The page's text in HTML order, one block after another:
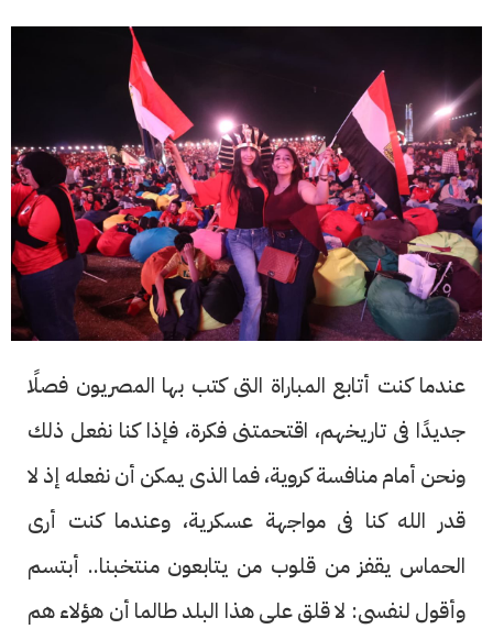
عندما كنت أتابع المباراة التى كتب بها المصريون فصلًا
جديدًا فى تاريخهم، اقتحمتنى فكرة، فإذا كنا نفعل ذلك
ونحن أمام منافسة كروية، فما الذى يمكن أن نفعله إذ لا
قدر الله كنا فى مواجهة عسكرية، وعندما كنت أرى
الحماس يقفز من قلوب من يتابعون منتخبنا.. أبتسم
وأقول لنفسى: لا قلق على هذا البلد طالما أن هؤلاء هم